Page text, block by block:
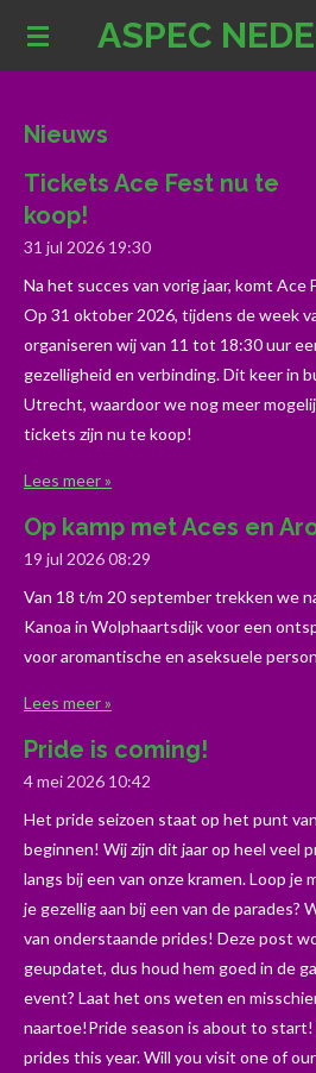
Ga
hoofdinhoud
ASPEC
Nieuws
Tickets Ace Fest nu te
koop!
31 jul 2026 19:30
Na het succes van vorig jaar, komt
Op 31 oktober 2026, tijdens de week
organiseren wij van 11 tot 18:30 uur
gezelligheid en verbinding. Dit keer in
Utrecht, waardoor we nog meer
tickets zijn nu te koop!
Lees meer »
Op kamp met Aces en
19 jul 202608:29
Van 18 t/m 20 september trekken we
Kanoa in Wolphaartsdijk voor een
voor aromantische en aseksuele
Lees meer »
Pride is coming!
4 mei 2026 10:42
Het pride seizoen staat op het punt van
beginnen! Wij zijn dit jaar op heel veel
langs bij een van onze kramen. Loop je
je gezellig aan bij een van de parades?
van onderstaande prides! Deze post
geupdatet, dus houd hem goed in de
event? Laat het ons weten en
naartoe!Pride season is about to
prides this year. Will you visit one of